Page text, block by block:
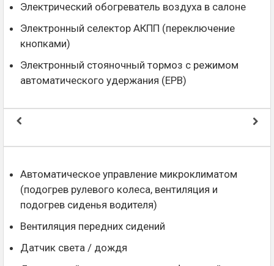
Электрический обогреватель воздуха в салоне
Электронный селектор АКПП (переключение
кнопками)
Электронный стояночный тормоз с режимом
автоматического удержания (EPB)
Автоматическое управление микроклиматом
(подогрев рулевого колеса, вентиляция и
подогрев сиденья водителя)
Вентиляция передних сидений
Датчик света / дождя